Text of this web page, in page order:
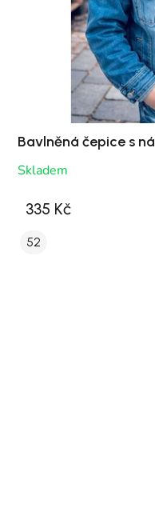
Bavlněná čepice s
Skladem
335 Kč
52